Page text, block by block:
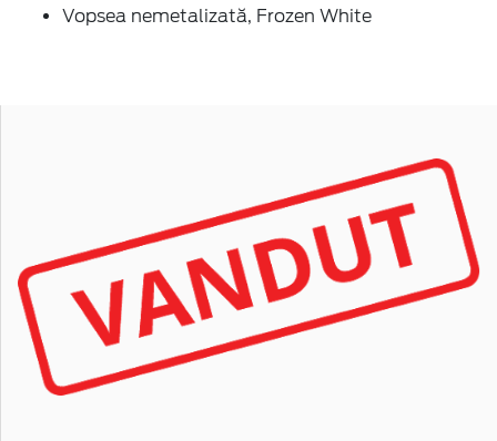
Vopsea nemetalizată, Frozen White